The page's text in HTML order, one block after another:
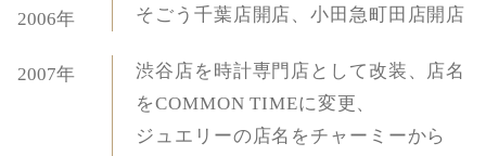
2006年 そごう千葉店開店、小田急町田店開店
2007年
渋谷店を時計専門店として改装、店名
をCOMMON TIMEに変更、
ジュエリーの店名をチャーミーから